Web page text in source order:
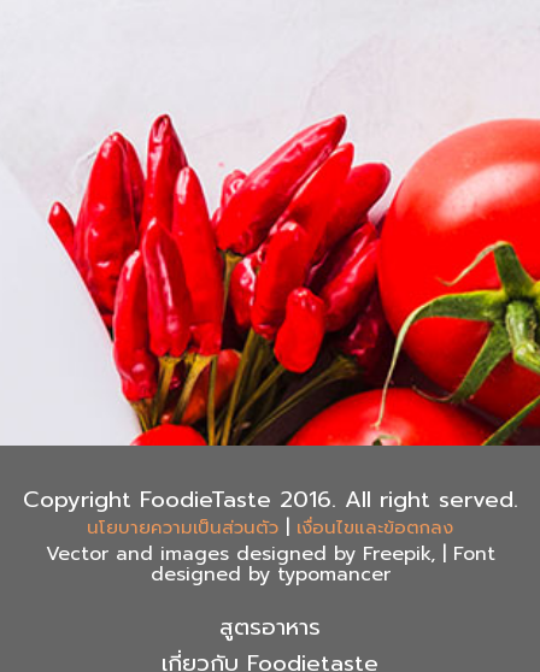
Copyright FoodieTaste 2016. All right served.
นโยบายความเป็นส่วนตัว | เงื่อนไขและข้อตกลง
Vector and images designed by Freepik, | Font
designed by typomancer
สูตรอาหาร
เกี่ยวกับ Foodietaste